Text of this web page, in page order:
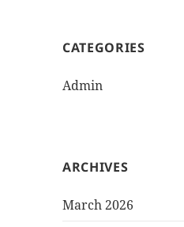
CATEGORIES
Admin
ARCHIVES
March 2026